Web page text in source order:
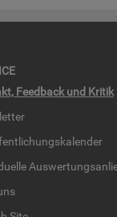
Feed­back und Kri­tik